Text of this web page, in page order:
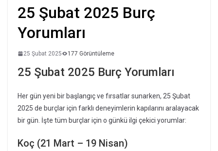
25 Şubat 2025 Burç
Yorumları
25 Şubat 2025 177 Görüntüleme
25 Şubat 2025 Burç Yorumları
Her gün yeni bir başlangıç ve fırsatlar sunarken, 25 Şubat
2025 de burçlar için farklı deneyimlerin kapılarını aralayacak
bir gün. İşte tüm burçlar için o günkü ilgi çekici yorumlar:
Koç (21 Mart – 19 Nisan)